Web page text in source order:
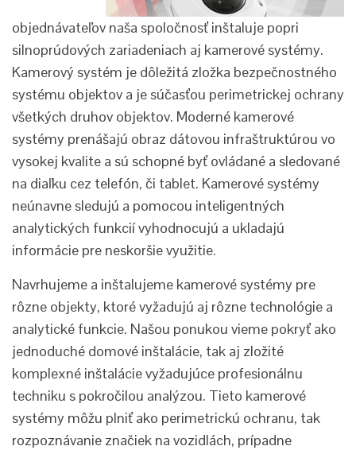
objednávateľov naša spoločnosť inštaluje popri
silnoprúdových zariadeniach aj kamerové systémy.
Kamerový systém je dôležitá zložka bezpečnostného
systému objektov a je súčasťou perimetrickej ochrany
všetkých druhov objektov. Moderné kamerové
systémy prenášajú obraz dátovou infraštruktúrou vo
vysokej kvalite a sú schopné byť ovládané a sledované
na diaľku cez telefón, či tablet. Kamerové systémy
neúnavne sledujú a pomocou inteligentných
analytických funkcií vyhodnocujú a ukladajú
informácie pre neskoršie využitie.
Navrhujeme a inštalujeme kamerové systémy pre
rôzne objekty, ktoré vyžadujú aj rôzne technológie a
analytické funkcie. Našou ponukou vieme pokryť ako
jednoduché domové inštalácie, tak aj zložité
komplexné inštalácie vyžadujúce profesionálnu
techniku s pokročilou analýzou. Tieto kamerové
systémy môžu plniť ako perimetrickú ochranu, tak
rozpoznávanie značiek na vozidlách, prípadne